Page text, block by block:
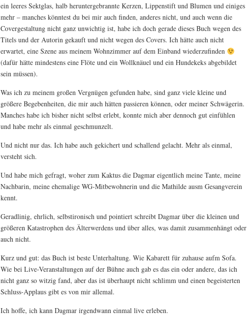
ein leeres Sektglas, halb heruntergebrannte Kerzen, Lippenstift und Blumen und einiges
mehr – manches könntest du bei mir auch finden, anderes nicht, und auch wenn die
Covergestaltung nicht ganz unwichtig ist, habe ich doch gerade dieses Buch wegen des
Titels und der Autorin gekauft und nicht wegen des Covers. Ich hätte auch nicht
erwartet, eine Szene aus meinem Wohnzimmer auf dem Einband wiederzufinden
(dafür hätte mindestens eine Flöte und ein Wollknäuel und ein Hundekeks abgebildet
sein müssen).
Was ich zu meinem großen Vergnügen gefunden habe, sind ganz viele kleine und
größere Begebenheiten, die mir auch hätten passieren können, oder meiner Schwägerin.
Manches habe ich bisher nicht selbst erlebt, konnte mich aber dennoch gut einfühlen
und habe mehr als einmal geschmunzelt.
Und nicht nur das. Ich habe auch gekichert und schallend gelacht. Mehr als einmal,
versteht sich.
Und habe mich gefragt, woher zum Kaktus die Dagmar eigentlich meine Tante, meine
Nachbarin, meine ehemalige WG-Mitbewohnerin und die Mathilde ausm Gesangverein
kennt.
Geradlinig, ehrlich, selbstironisch und pointiert schreibt Dagmar über die kleinen und
größeren Katastrophen des Älterwerdens und über alles, was damit zusammenhängt oder
auch nicht.
Kurz und gut: das Buch ist beste Unterhaltung. Wie Kabarett für zuhause aufm Sofa.
Wie bei Live-Veranstaltungen auf der Bühne auch gab es das ein oder andere, das ich
nicht ganz so witzig fand, aber das ist überhaupt nicht schlimm und einen begeisterten
Schluss-Applaus gibt es von mir allemal.
Ich hoffe, ich kann Dagmar irgendwann einmal live erleben.